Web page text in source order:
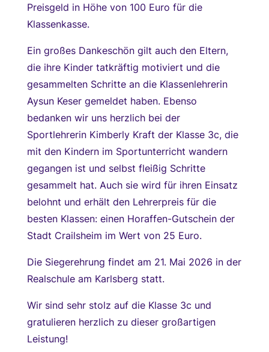
Preisgeld in Höhe von 100 Euro für die
Klassenkasse.
Ein großes Dankeschön gilt auch den Eltern,
die ihre Kinder tatkräftig motiviert und die
gesammelten Schritte an die Klassenlehrerin
Aysun Keser gemeldet haben. Ebenso
bedanken wir uns herzlich bei der
Sportlehrerin Kimberly Kraft der Klasse 3c, die
mit den Kindern im Sportunterricht wandern
gegangen ist und selbst fleißig Schritte
gesammelt hat. Auch sie wird für ihren Einsatz
belohnt und erhält den Lehrerpreis für die
besten Klassen: einen Horaffen-Gutschein der
Stadt Crailsheim im Wert von 25 Euro.
Die Siegerehrung findet am 21. Mai 2026 in der
Realschule am Karlsberg statt.
Wir sind sehr stolz auf die Klasse 3c und
gratulieren herzlich zu dieser großartigen
Leistung!